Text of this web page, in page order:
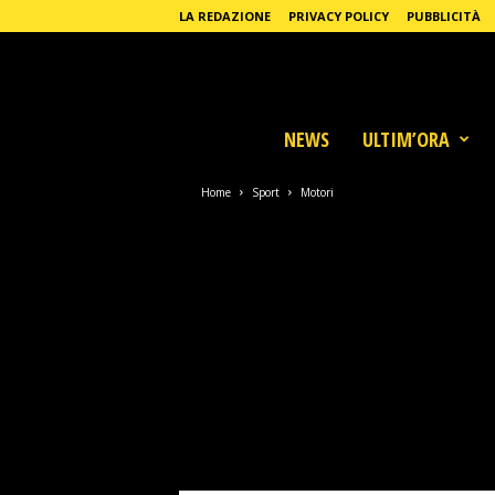
LA REDAZIONE PRIVACY POLICY PUBBLICITÀ
NEWS ULTIM’ORA
Home Sport Motori